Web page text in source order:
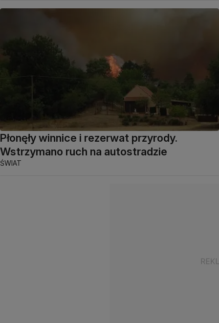
Płonęły winnice i rezerwat przyrody.
Wstrzymano ruch na autostradzie
ŚWIAT